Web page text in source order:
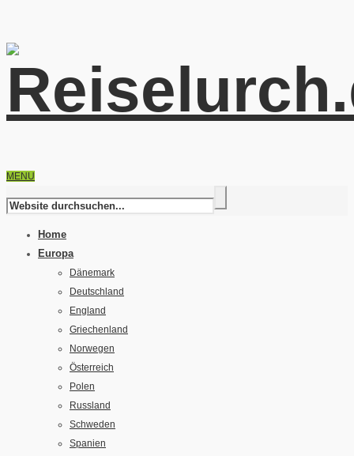
MENU
Home
Europa
Dänemark
Deutschland
England
Griechenland
Norwegen
Österreich
Polen
Russland
Schweden
Spanien